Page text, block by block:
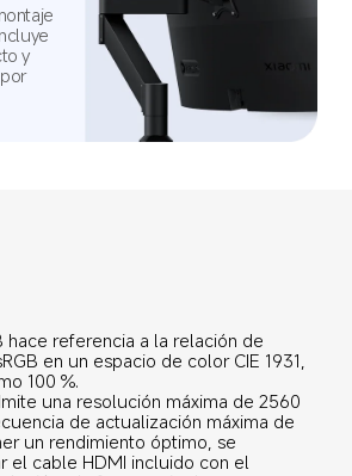
y
hace referencia a la relación de
en un espacio de color CIE 1931,
100 %.
una resolución máxima de 2560
de actualización máxima de
un rendimiento óptimo, se
el cable HDMI incluido con el